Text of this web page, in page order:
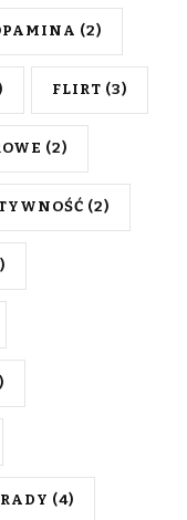
(2)
FLIRT (3)
(2)
(2)
(4)